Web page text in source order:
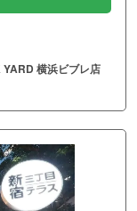
横浜ビブレ店